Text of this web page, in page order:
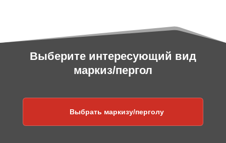
Выберите интересующий вид
маркиз/пергол
Выбрать маркизу/перголу